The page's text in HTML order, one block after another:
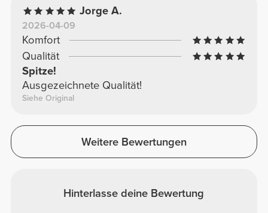
Jorge A.
2026-04-09
Komfort
Qualität
Spitze!
Ausgezeichnete Qualität!
Siehe Original
Weitere Bewertungen
Hinterlasse deine Bewertung